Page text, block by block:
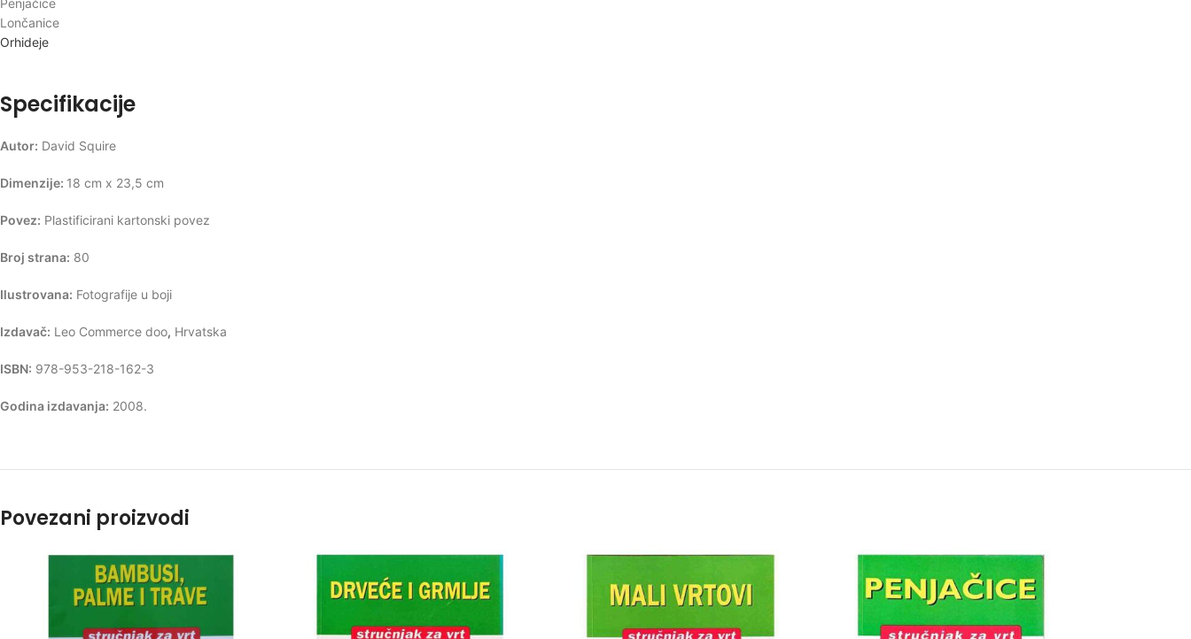
Lončanice
Orhideje
Specifikacije
Autor: David Squire
Dimenzije: 18 cm x 23,5 cm
Povez: Plastificirani kartonski povez
Broj strana: 80
Ilustrovana: Fotografije u boji
Izdavač: Leo Commerce doo, Hrvatska
ISBN: 978-953-218-162-3
Godina izdavanja: 2008.
Povezani proizvodi